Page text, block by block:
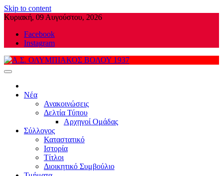
Skip to content
Κυριακή, 09 Αυγούστου, 2026
Facebook
Instagram
Νέα
Ανακοινώσεις
Δελτία Τύπου
Αρχηγοί Ομάδας
Σύλλογος
Καταστατικό
Ιστορία
Τίτλοι
Διοικητικό Συμβούλιο